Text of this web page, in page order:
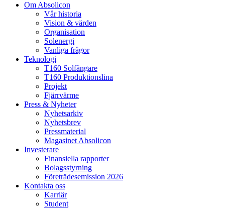
Om Absolicon
Vår historia
Vision & värden
Organisation
Solenergi
Vanliga frågor
Teknologi
T160 Solfångare
T160 Produktionslina
Projekt
Fjärrvärme
Press & Nyheter
Nyhetsarkiv
Nyhetsbrev
Pressmaterial
Magasinet Absolicon
Investerare
Finansiella rapporter
Bolagsstyrning
Företrädesemission 2026
Kontakta oss
Karriär
Student